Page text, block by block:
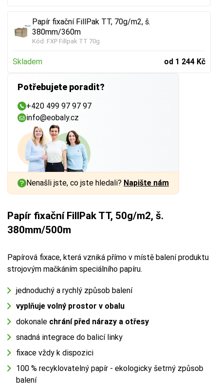
Papír fixační FillPak TT, 70g/m2, š.
380mm/360m
Kód: FXP Fillpak TT 70g
Skladem od 1 244 Kč
Potřebujete poradit?
+420 499 97 97 97
info@eobaly.cz
Nenašli jste, co jste hledali? Napište nám
Papír fixační FillPak TT, 50g/m2, š.
380mm/500m
Papírová fixace, která vzniká přímo v místě balení produktu
strojovým mačkáním speciálního papíru.
jednoduchý a rychlý způsob balení
vyplňuje volný prostor v obalu
dokonale chrání před nárazy a otřesy
snadná integrace do balicí linky
fixace vždy k dispozici
100 % recyklovatelný papír - ekologicky šetrný způsob
balení